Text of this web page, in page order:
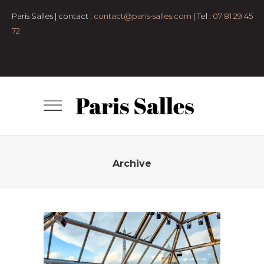
Paris Salles | contact : contact@paris-salles.com | Tel : 07 81 29 45
72
Archive
mitzvah
congrés et
d'honneur
Petit format
Pop-up
Store
Remise de diplôme Rooftop
TERRASSE ANATOLE
- 50 pers 50 à 100 pers 7e
arrondissement Anniversaire Bar-